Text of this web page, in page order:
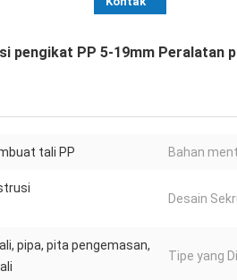
pengikat PP 5-19mm Peralatan
tali PP Bahan
Desain
pipa, pita pengemasan,
Tipe yang